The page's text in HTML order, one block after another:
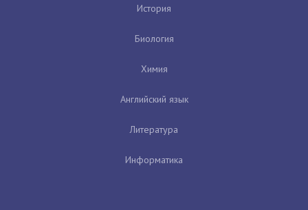
История
Биология
Химия
Английский язык
Литература
Информатика